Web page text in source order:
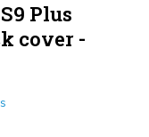
Plus
cover -